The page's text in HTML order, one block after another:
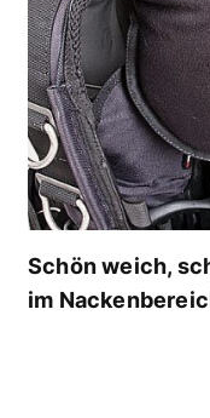
Schön weich,
im